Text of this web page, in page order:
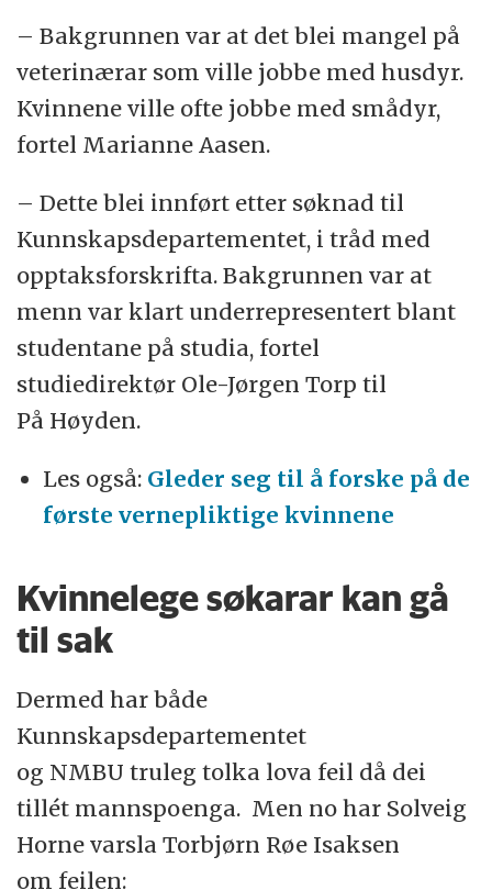
– Bakgrunnen var at det blei mangel på
veterinærar som ville jobbe med husdyr.
Kvinnene ville ofte jobbe med smådyr,
fortel Marianne Aasen.
– Dette blei innført etter søknad til
Kunnskapsdepartementet, i tråd med
opptaksforskrifta. Bakgrunnen var at
menn var klart underrepresentert blant
studentane på studia, fortel
studiedirektør Ole-Jørgen Torp til
På Høyden.
Les også: Gleder seg til å forske på de
første vernepliktige kvinnene
Kvinnelege søkarar kan gå
til sak
Dermed har både
Kunnskapsdepartementet
og NMBU truleg tolka lova feil då dei
tillét mannspoenga. Men no har Solveig
Horne varsla Torbjørn Røe Isaksen
om feilen: